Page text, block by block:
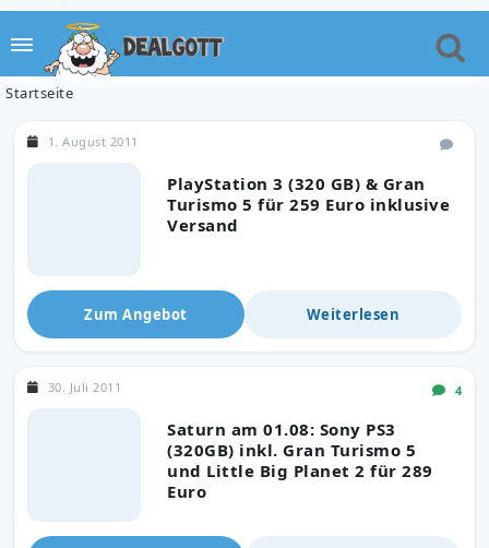
Startseite
PlayStation 3 (320 GB) & Gran
Turismo 5 für 259 Euro inklusive
Versand
1. August 2011
Zum Angebot Weiterlesen
Saturn am 01.08: Sony PS3
(320GB) inkl. Gran Turismo 5
und Little Big Planet 2 für 289
Euro
30. Juli 2011 4